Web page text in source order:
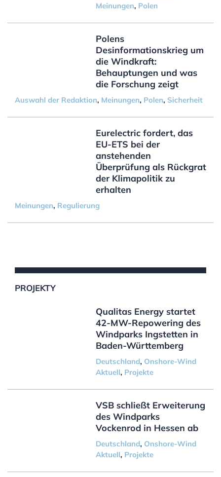
Meinungen, Polen
Polens
Desinformationskrieg um
die Windkraft:
Behauptungen und was
die Forschung zeigt
Auswahl der Redaktion, Meinungen, Polen, Sicherheit
Eurelectric fordert, das
EU-ETS bei der
anstehenden
Überprüfung als Rückgrat
der Klimapolitik zu
erhalten
Meinungen, Regulierung
PROJEKTY
Qualitas Energy startet
42-MW-Repowering des
Windparks Ingstetten in
Baden-Württemberg
Deutschland, Onshore-Wind
Aktuell, Projekte
VSB schließt Erweiterung
des Windparks
Vockenrod in Hessen ab
Deutschland, Onshore-Wind
Aktuell, Projekte